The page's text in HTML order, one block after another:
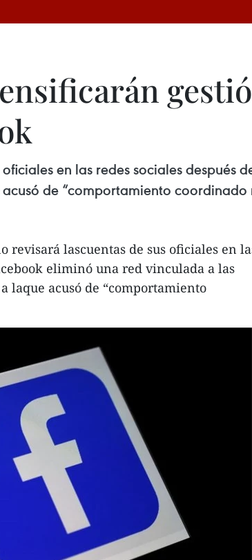
en las redes sociales
de “comportamiento coordinado
lascuentas de sus oficiales en
eliminó una red vinculada a las
laque acusó de “comportamiento